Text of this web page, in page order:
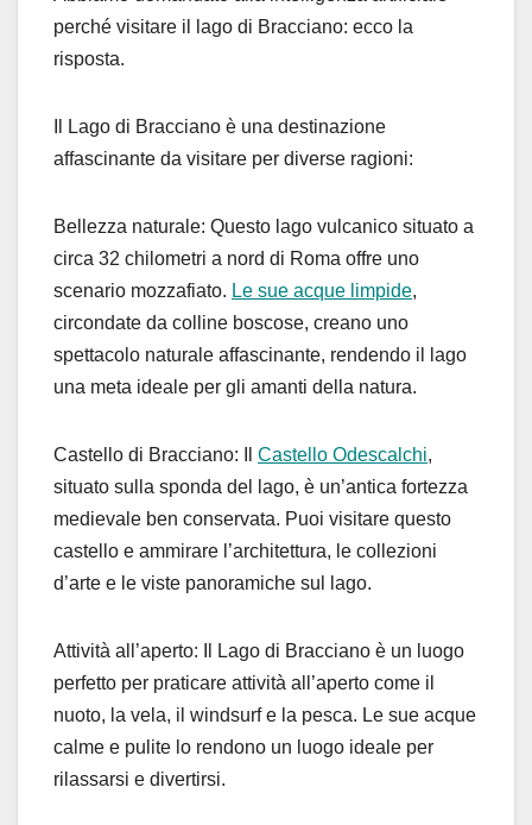
perché visitare il lago di Bracciano: ecco la
risposta.
Il Lago di Bracciano è una destinazione
affascinante da visitare per diverse ragioni:
Bellezza naturale: Questo lago vulcanico situato a
circa 32 chilometri a nord di Roma offre uno
scenario mozzafiato. Le sue acque limpide,
circondate da colline boscose, creano uno
spettacolo naturale affascinante, rendendo il lago
una meta ideale per gli amanti della natura.
Castello di Bracciano: Il Castello Odescalchi,
situato sulla sponda del lago, è un’antica fortezza
medievale ben conservata. Puoi visitare questo
castello e ammirare l’architettura, le collezioni
d’arte e le viste panoramiche sul lago.
Attività all’aperto: Il Lago di Bracciano è un luogo
perfetto per praticare attività all’aperto come il
nuoto, la vela, il windsurf e la pesca. Le sue acque
calme e pulite lo rendono un luogo ideale per
rilassarsi e divertirsi.